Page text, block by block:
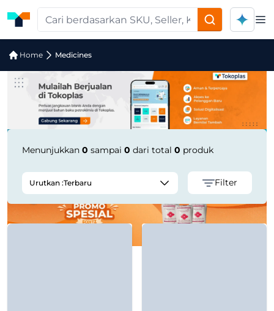
Home Medicines
Pencarian Produk "medicines" di
Menunjukkan 0 sampai 0 dari total 0 produk
Urutkan :Terbaru Filter